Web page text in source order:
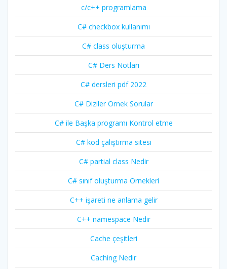
c/c++ programlama
C# checkbox kullanımı
C# class oluşturma
C# Ders Notları
C# dersleri pdf 2022
C# Diziler Örnek Sorular
C# ile Başka programı Kontrol etme
C# kod çalıştırma sitesi
C# partial class Nedir
C# sınıf oluşturma Örnekleri
C++ işareti ne anlama gelir
C++ namespace Nedir
Cache çeşitleri
Caching Nedir